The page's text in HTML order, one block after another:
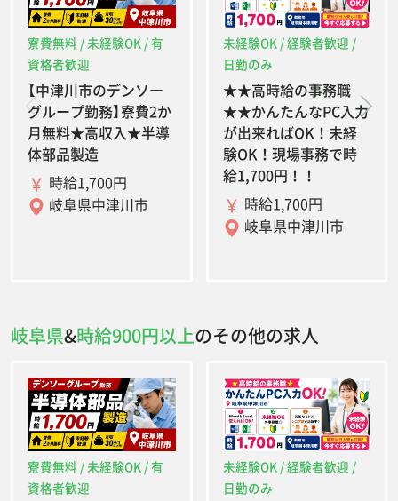
寮費無料 / 未経験OK / 有
資格者歓迎
【中津川市のデンソー
グループ勤務】寮費2か
月無料★高収入★半導
体部品製造
時給1,700円
岐阜県中津川市
未経験OK / 経験者歓迎 /
日勤のみ
★★高時給の事務職
★★かんたんなPC入力
が出来ればOK！未経
験OK！現場事務で時
給1,700円！！
時給1,700円
岐阜県中津川市
岐阜県&時給900円以上のその他の求人
寮費無料 / 未経験OK / 有
資格者歓迎
未経験OK / 経験者歓迎 /
日勤のみ